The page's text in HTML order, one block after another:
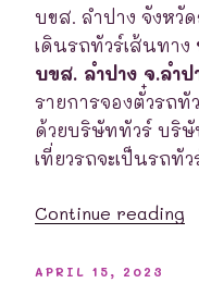
–
จ
|
จ
บขส. ลำปาง จังหวั
เดินรถทัวร์เส้นทาง
บขส. ลำปาง จ.ลำป
รายการจองตั๋วรถทั
ด้วยบริษัททัวร์ บริษั
เที่ยวรถจะเป็นรถทั
Continue reading
POSTED
APRIL 15, 2023